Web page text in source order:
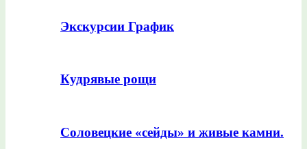
Экскурсии График
Кудрявые рощи
Соловецкие «сейды» и живые камни.